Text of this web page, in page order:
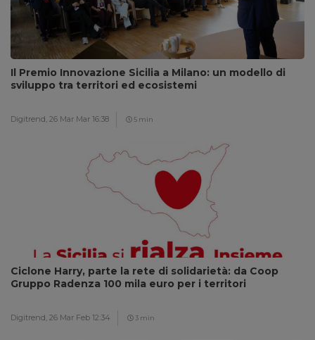
Il Premio Innovazione Sicilia a Milano: un modello di
sviluppo tra territori ed ecosistemi
Digitrend, 26 Mar Mar 16:38 5 min
Ciclone Harry, parte la rete di solidarietà: da Coop
Gruppo Radenza 100 mila euro per i territori
Digitrend, 26 Mar Feb 12:34 3 min